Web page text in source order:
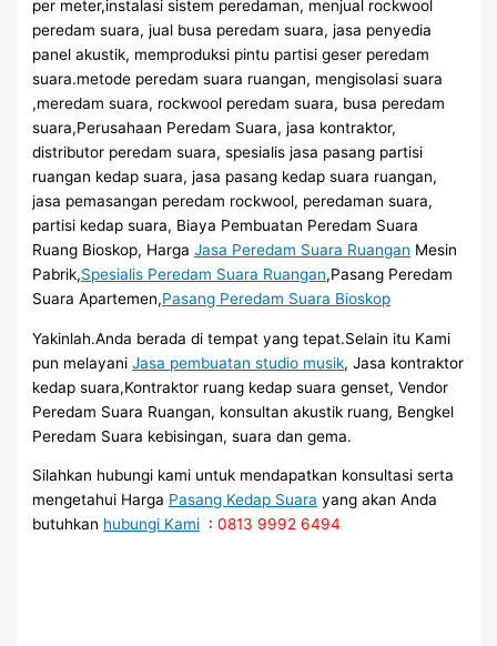
per meter,instalasi sistem peredaman, menjual rockwool
peredam suara, jual busa peredam suara, jasa penyedia
panel akustik, memproduksi pintu partisi geser peredam
suara.metode peredam suara ruangan, mengisolasi suara
,meredam suara, rockwool peredam suara, busa peredam
suara,Perusahaan Peredam Suara, jasa kontraktor,
distributor peredam suara, spesialis jasa pasang partisi
ruangan kedap suara, jasa pasang kedap suara ruangan,
jasa pemasangan peredam rockwool, peredaman suara,
partisi kedap suara, Biaya Pembuatan Peredam Suara
Ruang Bioskop, HargaJasa Peredam Suara Ruangan Mesin
Pabrik,Spesialis Peredam Suara Ruangan,Pasang Peredam
Suara Apartemen,Pasang Peredam Suara Bioskop
Yakinlah.Anda berada di tempat yang tepat.Selain itu Kami
pun melayaniJasa pembuatan studio musik, Jasa kontraktor
kedap suara,Kontraktor ruang kedap suara genset, Vendor
Peredam Suara Ruangan, konsultan akustik ruang, Bengkel
Peredam Suara kebisingan, suara dan gema.
Silahkan hubungi kami untuk mendapatkan konsultasi serta
mengetahui Harga Pasang Kedap Suara yang akan Anda
butuhkan hubungi Kami :0813 9992 6494